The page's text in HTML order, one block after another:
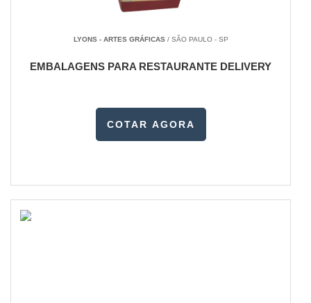
LYONS - ARTES GRÁFICAS/ SÃO PAULO - SP
EMBALAGENS PARA RESTAURANTE DELIVERY
COTAR AGORA